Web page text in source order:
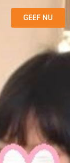
GEEF NU